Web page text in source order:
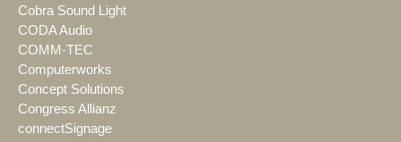
Cobra Sound Light
CODA Audio
COMM-TEC
Computerworks
Concept Solutions
Congress Allianz
connectSignage